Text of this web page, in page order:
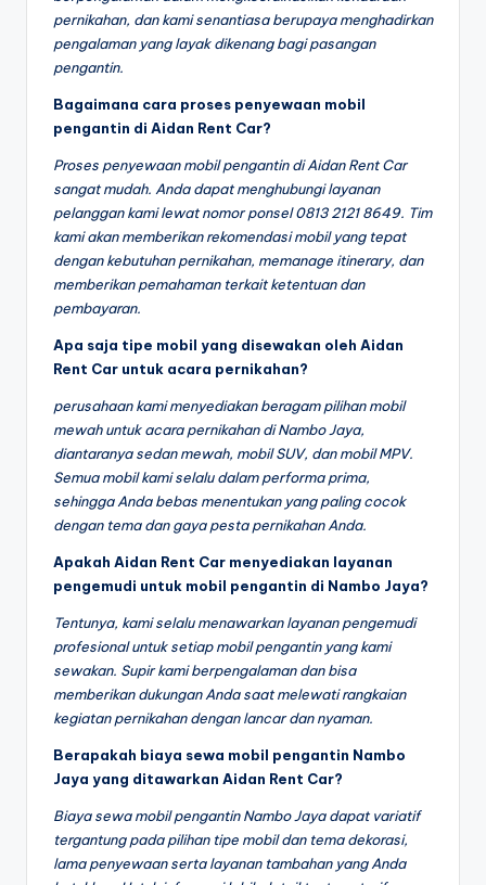
pernikahan, dan kami senantiasa berupaya menghadirkan
pengalaman yang layak dikenang bagi pasangan
pengantin.
Bagaimana cara proses penyewaan mobil
pengantin di Aidan Rent Car?
Proses penyewaan mobil pengantin di Aidan Rent Car
sangat mudah. Anda dapat menghubungi layanan
pelanggan kami lewat nomor ponsel 0813 2121 8649. Tim
kami akan memberikan rekomendasi mobil yang tepat
dengan kebutuhan pernikahan, memanage itinerary, dan
memberikan pemahaman terkait ketentuan dan
pembayaran.
Apa saja tipe mobil yang disewakan oleh Aidan
Rent Car untuk acara pernikahan?
perusahaan kami menyediakan beragam pilihan mobil
mewah untuk acara pernikahan di Nambo Jaya,
diantaranya sedan mewah, mobil SUV, dan mobil MPV.
Semua mobil kami selalu dalam performa prima,
sehingga Anda bebas menentukan yang paling cocok
dengan tema dan gaya pesta pernikahan Anda.
Apakah Aidan Rent Car menyediakan layanan
pengemudi untuk mobil pengantin di Nambo Jaya?
Tentunya, kami selalu menawarkan layanan pengemudi
profesional untuk setiap mobil pengantin yang kami
sewakan. Supir kami berpengalaman dan bisa
memberikan dukungan Anda saat melewati rangkaian
kegiatan pernikahan dengan lancar dan nyaman.
Berapakah biaya sewa mobil pengantin Nambo
Jaya yang ditawarkan Aidan Rent Car?
Biaya sewa mobil pengantin Nambo Jaya dapat variatif
tergantung pada pilihan tipe mobil dan tema dekorasi,
lama penyewaan serta layanan tambahan yang Anda